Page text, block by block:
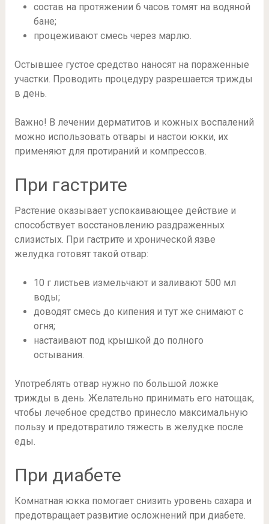
состав на протяжении 6 часов томят на водяной
бане;
процеживают смесь через марлю.
Остывшее густое средство наносят на пораженные
участки. Проводить процедуру разрешается трижды
в день.
Важно! В лечении дерматитов и кожных воспалений
можно использовать отвары и настои юкки, их
применяют для протираний и компрессов.
При гастрите
Растение оказывает успокаивающее действие и
способствует восстановлению раздраженных
слизистых. При гастрите и хронической язве
желудка готовят такой отвар:
10 г листьев измельчают и заливают 500 мл
воды;
доводят смесь до кипения и тут же снимают с
огня;
настаивают под крышкой до полного
остывания.
Употреблять отвар нужно по большой ложке
трижды в день. Желательно принимать его натощак,
чтобы лечебное средство принесло максимальную
пользу и предотвратило тяжесть в желудке после
еды.
При диабете
Комнатная юкка помогает снизить уровень сахара и
предотвращает развитие осложнений при диабете.